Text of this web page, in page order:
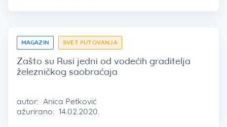
MAGAZIN SVET PUTOVANJA
Zašto su Rusi jedni od vodećih graditelja
železničkog saobraćaja
autor: Anica Petković
ažurirano: 14.02.2020.